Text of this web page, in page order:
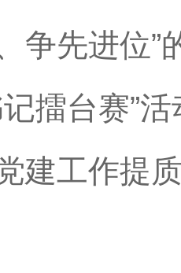
争先进位”
记擂台赛”
建工作提